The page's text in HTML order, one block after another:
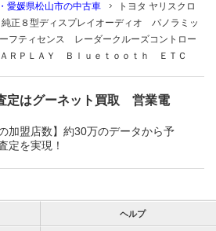
愛媛県松山市の中古車
トヨタ ヤリスクロ
正８型ディスプレイオーディオ パノラミッ
フティセンス レーダークルーズコントロー
ＲＰＬＡＹ Ｂｌｕｅｔｏｏｔｈ ＥＴＣ
定はグーネット買取 営業電
加盟店数】約30万のデータから予
定を実現！
ヘルプ